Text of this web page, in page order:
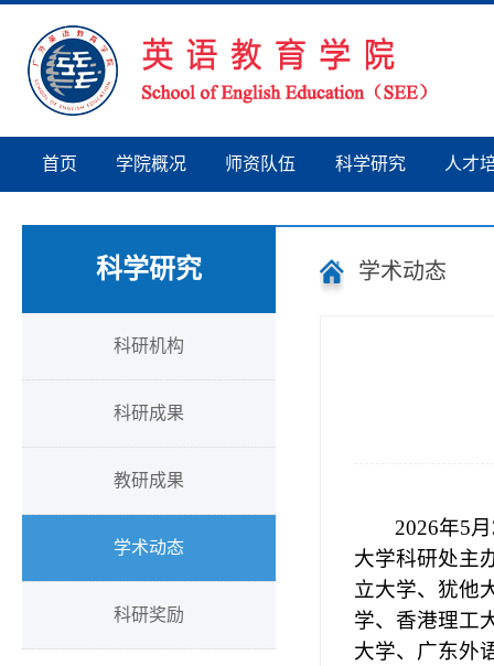
首页 学院概况 师资队伍 科学研究 人才
科学研究
科研机构
科研成果
教研成果
学术动态
科研奖励
学术动态
2026年5月
大学科研处主
立大学、犹他
学、香港理工
大学、广东外